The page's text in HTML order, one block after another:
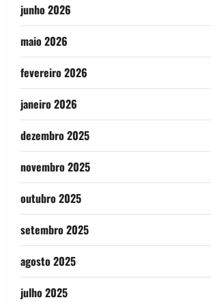
junho 2026
maio 2026
fevereiro 2026
janeiro 2026
dezembro 2025
novembro 2025
outubro 2025
setembro 2025
agosto 2025
julho 2025